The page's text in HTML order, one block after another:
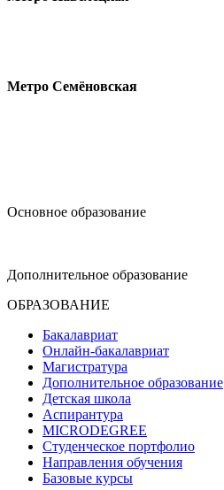
Метро Семёновская
Основное образование
Дополнительное образование
ОБРАЗОВАНИЕ
Бакалавриат
Онлайн-бакалавриат
Магистратура
Дополнительное образование
Детская школа
Аспирантура
MICRODEGREE
Студенческое портфолио
Направления обучения
Базовые курсы